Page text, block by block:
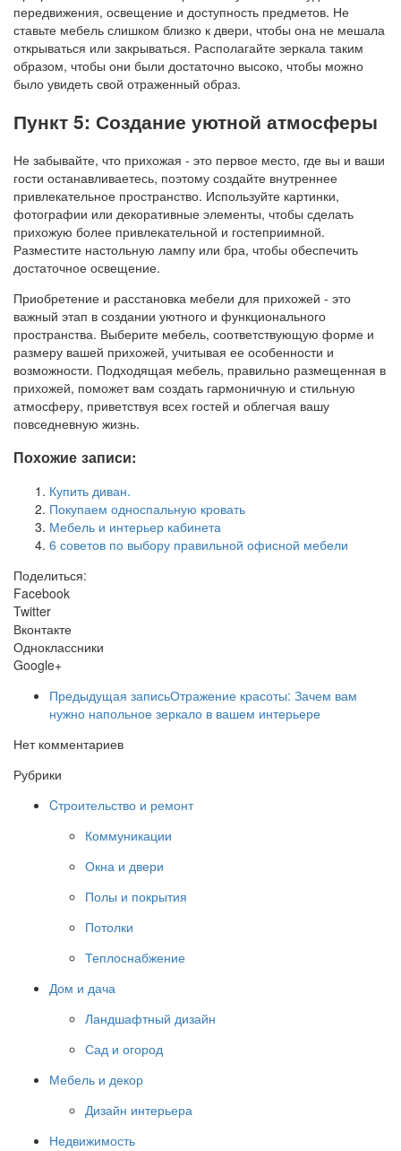
передвижения, освещение и доступность предметов. Не
ставьте мебель слишком близко к двери, чтобы она не мешала
открываться или закрываться. Располагайте зеркала таким
образом, чтобы они были достаточно высоко, чтобы можно
было увидеть свой отраженный образ.
Пункт 5: Создание уютной атмосферы
Не забывайте, что прихожая - это первое место, где вы и ваши
гости останавливаетесь, поэтому создайте внутреннее
привлекательное пространство. Используйте картинки,
фотографии или декоративные элементы, чтобы сделать
прихожую более привлекательной и гостеприимной.
Разместите настольную лампу или бра, чтобы обеспечить
достаточное освещение.
Приобретение и расстановка мебели для прихожей - это
важный этап в создании уютного и функционального
пространства. Выберите мебель, соответствующую форме и
размеру вашей прихожей, учитывая ее особенности и
возможности. Подходящая мебель, правильно размещенная в
прихожей, поможет вам создать гармоничную и стильную
атмосферу, приветствуя всех гостей и облегчая вашу
повседневную жизнь.
Похожие записи:
Купить диван.
Покупаем односпальную кровать
Мебель и интерьер кабинета
6 советов по выбору правильной офисной мебели
Поделиться:
Facebook
Twitter
Вконтакте
Одноклассники
Google+
Предыдущая записьОтражение красоты: Зачем вам
нужно напольное зеркало в вашем интерьере
Нет комментариев
Рубрики
Cтроительство и ремонт
Коммуникации
Окна и двери
Полы и покрытия
Потолки
Теплоснабжение
Дом и дача
Ландшафтный дизайн
Сад и огород
Мебель и декор
Дизайн интерьера
Недвижимость